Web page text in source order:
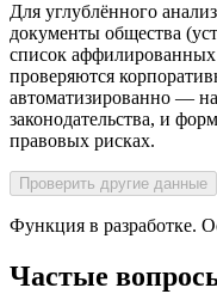
Для углублённого
документы общества
список
проверяются
автоматизированно —
законодательства, и
правовых рисках.
Проверить другие данные
Функция в разработке.
Частые